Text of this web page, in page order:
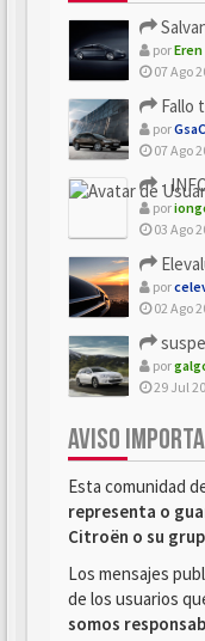
Salvando
porEren
07 Ago
Fallo
por
07 Ago
- INFO
por
03 Ago
por
02 Ago
por
29 Jul
AVISO
Esta comunidad
representa o
Citroën o su
Los mensajes
de los usuarios
somos